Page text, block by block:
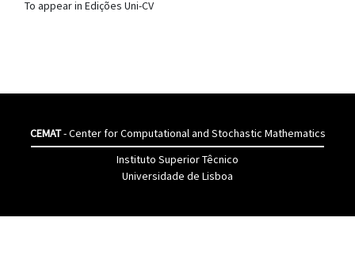
To appear in Edições Uni-CV
CEMAT- Center for Computational and Stochastic Mathematics
Instituto Superior Têcnico
Universidade de Lisboa